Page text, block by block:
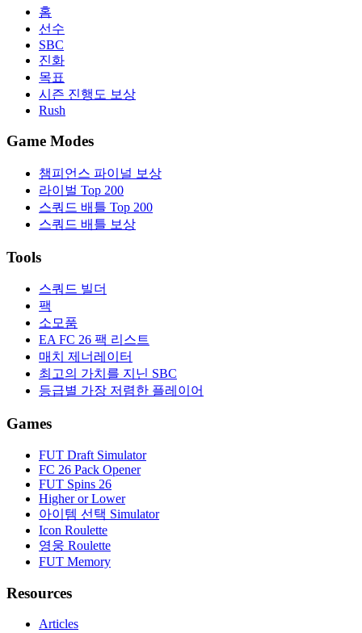
홈
선수
SBC
진화
목표
시즌 진행도 보상
Rush
Game Modes
챔피언스 파이널 보상
라이벌 Top 200
스쿼드 배틀 Top 200
스쿼드 배틀 보상
Tools
스쿼드 빌더
팩
소모품
EA FC 26 팩 리스트
매치 제너레이터
최고의 가치를 지닌 SBC
등급별 가장 저렴한 플레이어
Games
FUT Draft Simulator
FC 26 Pack Opener
FUT Spins 26
Higher or Lower
아이템 선택 Simulator
Icon Roulette
영웅 Roulette
FUT Memory
Resources
Articles